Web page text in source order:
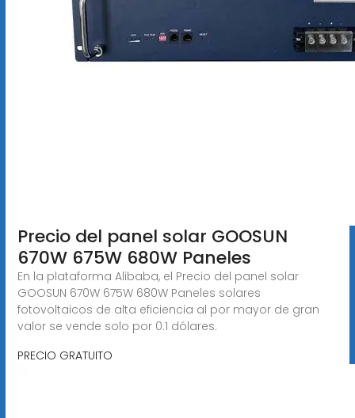
Precio del panel solar GOOSUN
670W 675W 680W Paneles
En la plataforma Alibaba, el Precio del panel solar
GOOSUN 670W 675W 680W Paneles solares
fotovoltaicos de alta eficiencia al por mayor de gran
valor se vende solo por 0.1 dólares.
PRECIO GRATUITO